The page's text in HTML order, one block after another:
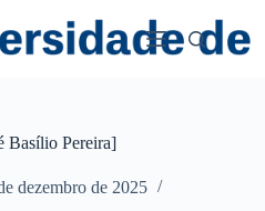
Basílio Pereira]
dezembro de 2025